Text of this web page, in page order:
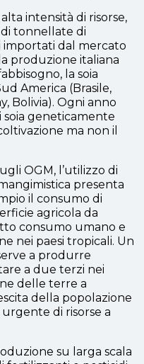
intensità di risorse,
tonnellate di
importati dal mercato
produzione italiana
la soia
America (Brasile,
Bolivia). Ogni anno
soia geneticamente
ma non il
OGM, l’utilizzo di
presenta
il consumo di
agricola da
consumo umano e
nei paesi tropicali. Un
a produrre
a due terzi nei
delle terre a
della popolazione
di risorse a
su larga scala